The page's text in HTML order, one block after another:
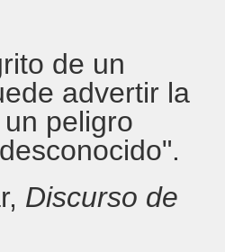
de un
advertir la
peligro
Discurso de